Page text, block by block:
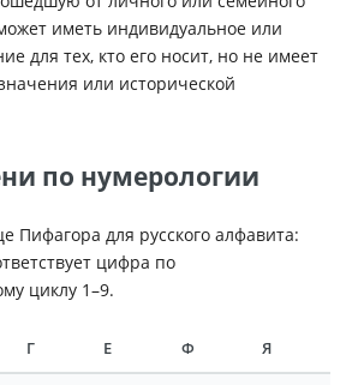
иметь индивидуальное или
для тех, кто его носит, но не имеет
или исторической
по нумерологии
Пифагора для русского алфавита:
цифра по
циклу 1–9.
Г Е Ф Я